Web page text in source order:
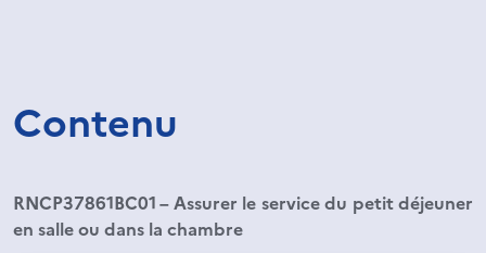
Contenu
RNCP37861BC01 – Assurer le service du petit déjeuner
en salle ou dans la chambre